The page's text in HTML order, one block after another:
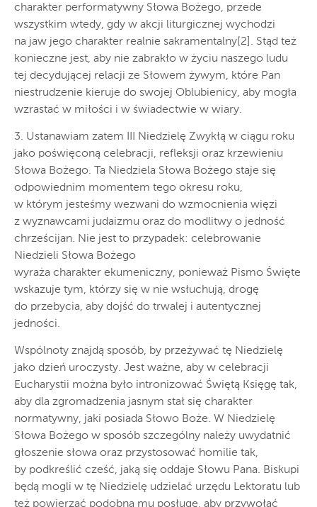
charakter performatywny Słowa Bożego, przede
wszystkim wtedy, gdy w akcji liturgicznej wychodzi
na jaw jego charakter realnie sakramentalny[2]. Stąd też
konieczne jest, aby nie zabrakło w życiu naszego ludu
tej decydującej relacji ze Słowem żywym, które Pan
niestrudzenie kieruje do swojej Oblubienicy, aby mogła
wzrastać w miłości i w świadectwie w wiary.
3. Ustanawiam zatem III Niedzielę Zwykłą w ciągu roku
jako poświęconą celebracji, refleksji oraz krzewieniu
Słowa Bożego. Ta Niedziela Słowa Bożego staje się
odpowiednim momentem tego okresu roku,
w którym jesteśmy wezwani do wzmocnienia więzi
z wyznawcami judaizmu oraz do modlitwy o jedność
chrześcijan. Nie jest to przypadek: celebrowanie
Niedzieli Słowa Bożego
wyraża charakter ekumeniczny, ponieważ Pismo Święte
wskazuje tym, którzy się w nie wsłuchują, drogę
do przebycia, aby dojść do trwalej i autentycznej
jedności.
Wspólnoty znajdą sposób, by przeżywać tę Niedzielę
jako dzień uroczysty. Jest ważne, aby w celebracji
Eucharystii można było intronizować Świętą Księgę tak,
aby dla zgromadzenia jasnym stał się charakter
normatywny, jaki posiada Słowo Boże. W Niedzielę
Słowa Bożego w sposób szczególny należy uwydatnić
głoszenie słowa oraz przystosować homilie tak,
by podkreślić cześć, jaką się oddaje Słowu Pana. Biskupi
będą mogli w tę Niedzielę udzielać urzędu Lektoratu lub
też powierzać podobną mu posługę, aby przywołać